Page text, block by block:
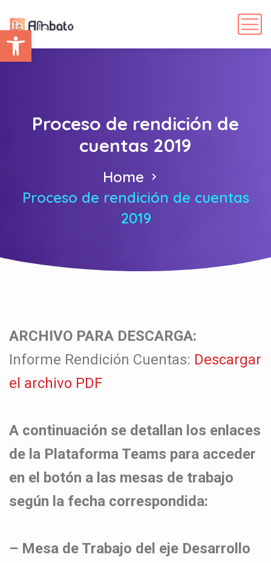
Abrir barra de herramientas
Proceso de rendición de
cuentas 2019
Home
Proceso de rendición de cuentas
2019
ARCHIVO PARA DESCARGA:
Informe Rendición Cuentas: Descargar
el archivo PDF
A continuación se detallan los enlaces
de la Plataforma Teams para acceder
en el botón a las mesas de trabajo
según la fecha correspondida:
– Mesa de Trabajo del eje Desarrollo